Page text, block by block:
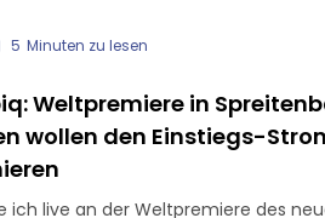
5 Minuten zu lesen
Weltpremiere in
wollen den Einstiegs-
ich live an der Weltpremiere des